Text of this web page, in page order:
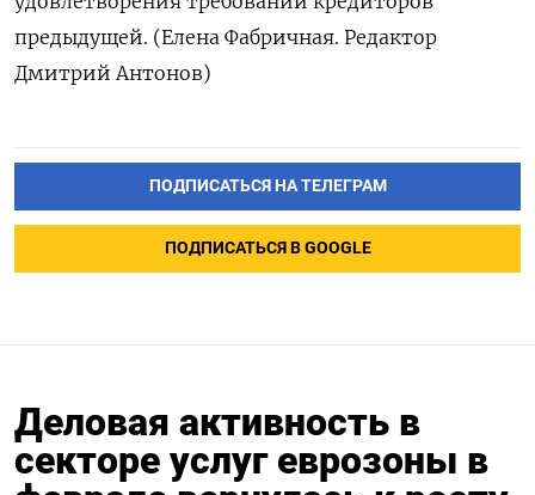
предыдущей. (Елена Фабричная. Редактор
Дмитрий Антонов)
ПОДПИСАТЬСЯ НА ТЕЛЕГРАМ
ПОДПИСАТЬСЯ В GOOGLE
Деловая активность в
секторе услуг еврозоны в